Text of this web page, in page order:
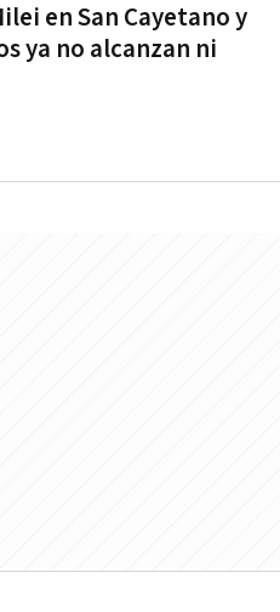
en San Cayetano y
ya no alcanzan ni